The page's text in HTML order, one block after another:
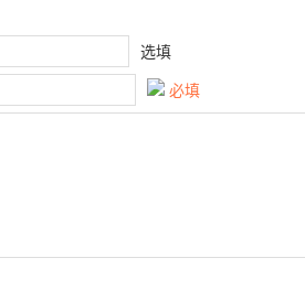
选填
必填